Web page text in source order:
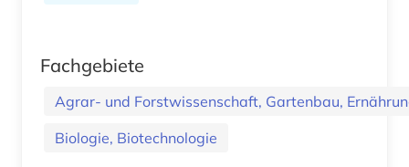
Fachgebiete
Agrar- und Forstwissenschaft, Gartenbau,
Biologie, Biotechnologie